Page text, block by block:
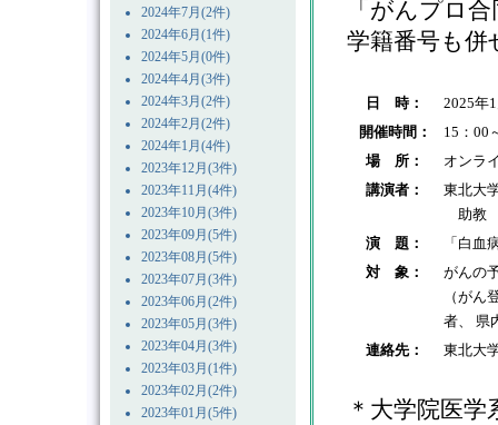
2024年7月(2件)
2024年6月(1件)
2024年5月(0件)
2024年4月(3件)
2024年3月(2件)
2024年2月(2件)
2024年1月(4件)
2023年12月(3件)
2023年11月(4件)
2023年10月(3件)
2023年09月(5件)
2023年08月(5件)
2023年07月(3件)
2023年06月(2件)
2023年05月(3件)
2023年04月(3件)
2023年03月(1件)
2023年02月(2件)
2023年01月(5件)
「がんプロ
学籍番号も
日 時：
2025年
開催時間：
15：00
場 所：
オンラ
講演者：
東北大
助教
演 題：
「白血
対 象：
がんの
（がん
者、 県
連絡先：
東北大
＊大学院医